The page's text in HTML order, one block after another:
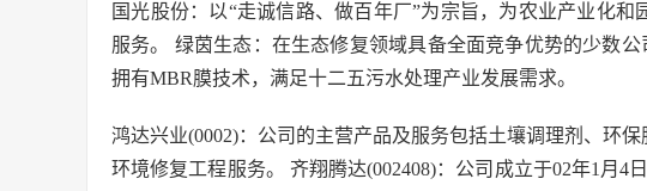
国光股份：以“走诚信路、做百年厂”为宗旨，为农业产业化
服务。 绿茵生态：在生态修复领域具备全面竞争优势的少数
拥有MBR膜技术，满足十二五污水处理产业发展需求。
鸿达兴业(0002)：公司的主营产品及服务包括土壤调理剂、环
环境修复工程服务。 齐翔腾达(002408)：公司成立于02年1月4